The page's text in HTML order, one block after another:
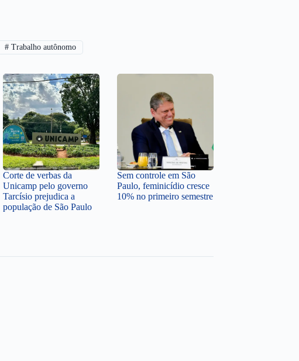
# Trabalho autônomo
Corte de verbas da
Unicamp pelo governo
Tarcísio prejudica a
população de São Paulo
Sem controle em São
Paulo, feminicídio cresce
10% no primeiro semestre